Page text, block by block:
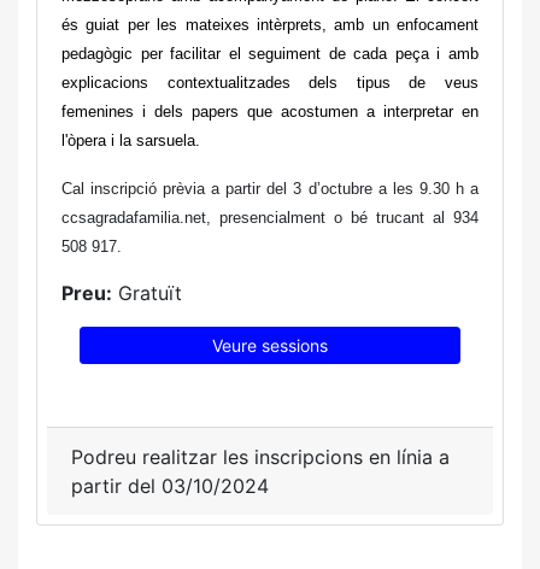
és guiat per les mateixes intèrprets, amb un enfocament
pedagògic per facilitar el seguiment de cada peça i amb
explicacions contextualitzades dels tipus de veus
femenines i dels papers que acostumen a interpretar en
l'òpera i la sarsuela.
Cal inscripció prèvia a partir del 3 d’octubre a les 9.30 h a
ccsagradafamilia.net, presencialment o bé trucant al 934
508 917.
Preu: Gratuït
Veure sessions
Podreu realitzar les inscripcions en línia a
partir del 03/10/2024